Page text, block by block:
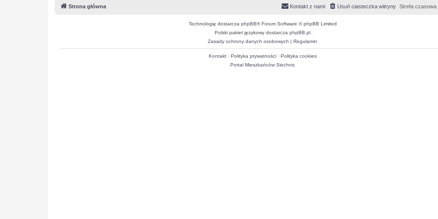
Strona główna Strefa czasowa
Usuń ciasteczka witryny
Kontakt z nami
Technologię dostarcza phpBB® Forum Software © phpBB Limited
Polski pakiet językowy dostarcza phpBB.pl
Zasady ochrony danych osobowych | Regulamin
Kontakt· Polityka prywatności· Polityka cookies
Portal Mieszkańców Siechnic